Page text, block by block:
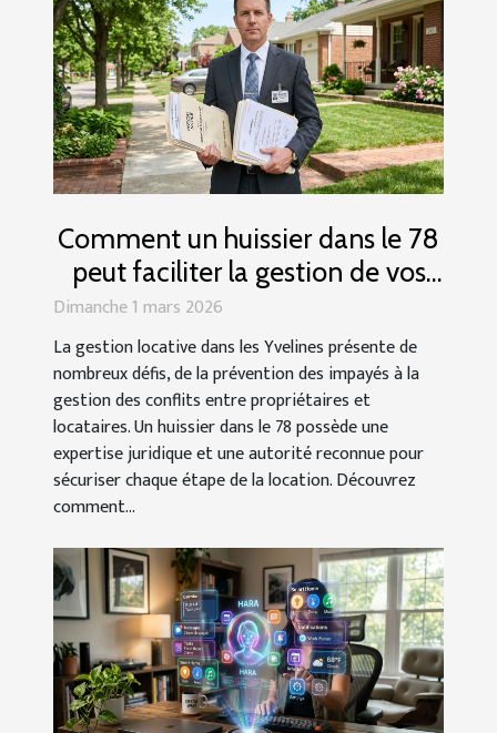
Comment un huissier dans le 78
peut faciliter la gestion de vos
biens locatifs
Dimanche 1 mars 2026
La gestion locative dans les Yvelines présente de
nombreux défis, de la prévention des impayés à la
gestion des conflits entre propriétaires et
locataires. Un huissier dans le 78 possède une
expertise juridique et une autorité reconnue pour
sécuriser chaque étape de la location. Découvrez
comment...